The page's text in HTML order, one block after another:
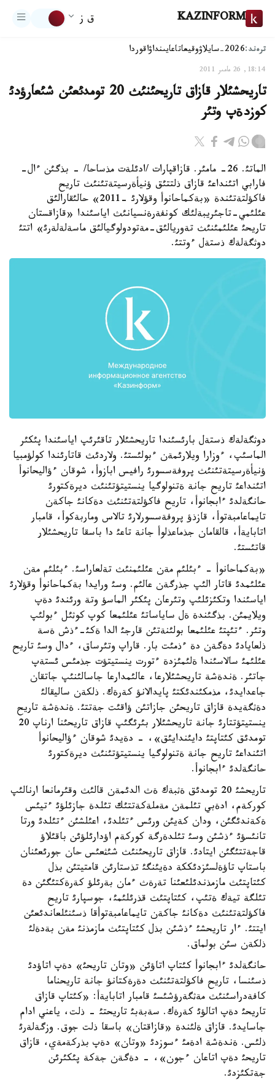
KAZINFORM ق ز
ترەند:2026-سايلاۋ وقيعاتاعايىنداۋاقوردا
18:14, 26 مامىر 2011
تاريحشئلار قازاق تاريحئنئث 20 تومدئعئن شئعارؤدئ
كوزدةپ وتئر
الماتئ. 26- مامئر. قازاقپارات /ادئلةت مذساحا/ - بذگئن ءال-
فارابي اتئنداعئ قازاق ذلتتئق ؤنيأةرسيتةتئنئث تاريح
فاكؤلتةتئندة «بةكماحانوأ وقؤلارئ -2011» حالئقارالئق
عئلئمي-تاجئريبةلئك كونفةرةنسيانئث اياسئندا «قازاقستان
تاريحئ عئلئمئنئث تةوريالئق-مةتودولوگيالئق ماسةلةلةرئ» اتتئ
دوثگةلةك ذستةل ءوتتئ.
دوثگةلةك ذستةل بارئسئندا تاريحشئلار تاقئرئپ اياسئندا پئكئر
الماسئپ، ءوزارا ويلارئمةن ءبولئستئ. ولاردئث قاتارئندا كولؤمبيا
ؤنيأةرسيتةتئنئث پروفةسسورئ رافيس ابازوأ، شوقان ءؤاليحانوأ
اتئنداعئ تاريح جانة ةتنولوگيا ينستيتؤتئنئث ديرةكتورئ
حانگةلدئ ءابجانوأ، تاريح فاكؤلتةتئنئث دةكانئ جاكةن
تايماعامبةتوأ، قازذؤ پروفةسسورلارئ تالاس وماربةكوأ، قامبار
اتابايةأ، قالقامان جذماعذلوأ جانة تاعئ دا باسقا تاريحشئلار
قاتئستئ.
«بةكماحانوأ - ءبئلئم مةن عئلئمنئث تةلعاراسئ. ءبئلئم مةن
عئلئمدئ قاتار الئپ جذرگةن عالئم. وسئ ورايدا بةكماحانوأ وقؤلارئ
اياسئندا وتكئزئلئپ وتئرعان پئكئر الماسؤ وتة ورئندئ دةپ
ويلايمئن. بذگئندة ةل ساياساتئ عئلئمعا كوپ كوثئل ءبولئپ
وتئر. ءتئپتئ عئلئمعا بولئنةتئن قارجئ الدا ةكئ-ءذش ةسة
ذلعايادئ دةگةن دة ءذمئت بار. قاراپ وتئرساق، ءدال وسئ تاريح
عئلئمئ سالاسئندا ةلئمئزدة ءتورت ينستيتؤت جذمئس ئستةپ
جاتئر. ةندةشة تاريحشئلارعا، عالئمدارعا جاسالئنئپ جاتقان
جاعدايدئ، مذمكئندئكتئ پايدالانؤ كةرةك. ذلكةن ساليقالئ
دةثگةيدة قازاق تاريحئن جازاتئن ؤاقئت جةتتئ. ةندةشة تاريح
ينستيتؤتتارئ جانة تاريحشئلار بئرئگئپ قازاق تاريحئنا ارناپ 20
تومدئق كئتاپتئ دايئندايئق»، - دةيدئ شوقان ءؤاليحانوأ
اتئنداعئ تاريح جانة ةتنولوگيا ينستيتؤتئنئث ديرةكتورئ
حانگةلدئ ءابجانوأ.
تاريحشئ 20 تومدئق ةثبةك ةث الدئمةن قالئث وقئرمانعا ارنالئپ
كوركةم، ادةبي تئلمةن مةملةكةتتئك تئلدة جازئلؤئ ءتيئس
ةكةندئگئن، ودان كةيئن ورئس ءتئلدئ، اعئلشئن ءتئلدئ ورتا
تانئسؤئ ءذشئن وسئ تئلدةرگة كوركةم اؤدارئلؤئن باقئلاؤ
قاجةتتئگئن ايتادئ. قازاق تاريحئنئث شئثعئس حان جورئعئنان
باستاپ تاؤةلسئزدئككة دةيئنگئ تذستارئن قامتيتئن بذل
كئتاپتئث مازمذندئلئعئنا تةرةث ءمان بةرئلؤ كةرةكتئگئن دة
تئلگة تيةك ةتئپ، كئتاپتئث قذرئلئمئ، جوسپارئ تاريح
فاكؤلتةتئنئث دةكانئ جاكةن تايماعامبةتوأقا ذسئنئلعاندئعئن
ايتتئ. ءار تاريحشئ ءذشئن بذل كئتاپتئث مازمذنئ مةن بةدةلئ
ذلكةن سئن بولماق.
حانگةلدئ ءابجانوأ كئتاپ اتاؤئن «وتان تاريحئ» دةپ اتاؤدئ
ذسئنسا، تاريح فاكؤلتةتئنئث دةرةكتانؤ جانة تاريحناما
كافةدراسئنئث مةثگةرؤشئسئ قامبار اتابايةأ: «كئتاپ قازاق
تاريحئ دةپ اتالؤئ كةرةك. سةبةبئ تاريحتئ - ذلت، ياعني ادام
جاسايدئ. قازاق ةلئندة «قازاقتان» باسقا ذلت جوق. وزگةلةرئ
ذلئس. ةندةشة ادةمئ ءسوزدئ «وتان» دةپ بذركةمةي، قازاق
تاريحئ دةپ اتاعان ءجون»، - دةگةن جةكة پئكئرئن
جةتكئزدئ.